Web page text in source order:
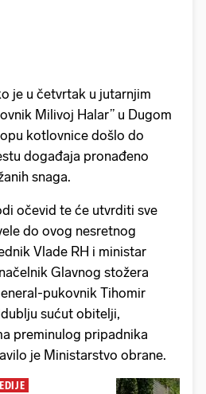
je u četvrtak u jutarnjim
Milivoj Halar” u Dugom
kotlovnice došlo do
događaja pronađeno
snaga.
očevid te će utvrditi sve
do ovog nesretnog
Vlade RH i ministar
Glavnog stožera
pukovnik Tihomir
sućut obitelji,
preminulog pripadnika
je Ministarstvo obrane.